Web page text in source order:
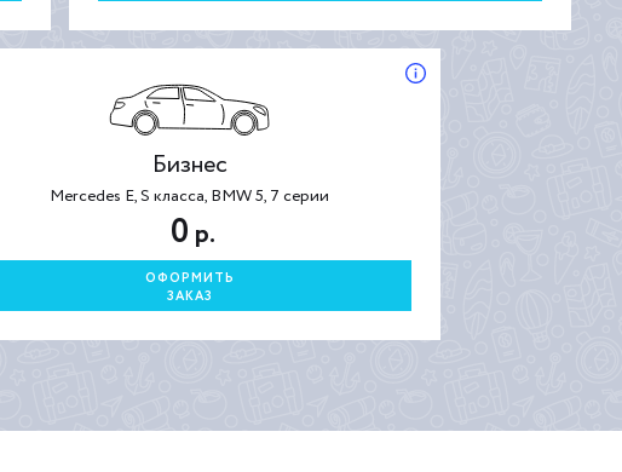
Бизнес
Mercedes E, S класса, BMW 5, 7 серии
0 р.
ОФОРМИТЬ
ЗАКАЗ